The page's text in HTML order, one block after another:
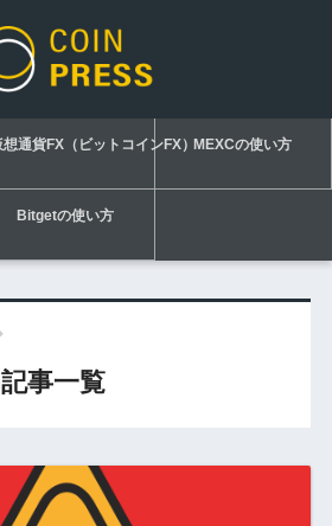
想通貨FX（ビットコインFX）MEXCの使い方
Bitgetの使い方
事一覧